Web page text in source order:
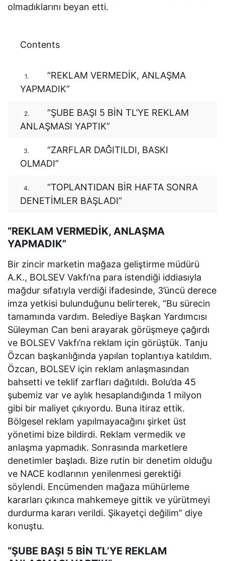
olmadıklarını beyan etti.
Contents
1.
“REKLAM VERMEDİK, ANLAŞMA
YAPMADIK”
2.
“ŞUBE BAŞI 5 BİN TL’YE REKLAM
ANLAŞMASI YAPTIK”
3.
“ZARFLAR DAĞITILDI, BASKI
OLMADI”
4.
“TOPLANTIDAN BİR HAFTA SONRA
DENETİMLER BAŞLADI”
“REKLAM VERMEDİK, ANLAŞMA
YAPMADIK”
Bir zincir marketin mağaza geliştirme müdürü
A.K., BOLSEV Vakfı’na para istendiği iddiasıyla
mağdur sıfatıyla verdiği ifadesinde, 3’üncü derece
imza yetkisi bulunduğunu belirterek, “Bu sürecin
tamamında vardım. Belediye Başkan Yardımcısı
Süleyman Can beni arayarak görüşmeye çağırdı
ve BOLSEV Vakfı’na reklam için görüştük. Tanju
Özcan başkanlığında yapılan toplantıya katıldım.
Özcan, BOLSEV için reklam anlaşmasından
bahsetti ve teklif zarfları dağıtıldı. Bolu’da 45
şubemiz var ve aylık hesaplandığında 1 milyon
gibi bir maliyet çıkıyordu. Buna itiraz ettik.
Bölgesel reklam yapılmayacağını şirket üst
yönetimi bize bildirdi. Reklam vermedik ve
anlaşma yapmadık. Sonrasında marketlere
denetimler başladı. Bize rutin bir denetim olduğu
ve NACE kodlarının yenilenmesi gerektiği
söylendi. Encümenden mağaza mühürleme
kararları çıkınca mahkemeye gittik ve yürütmeyi
durdurma kararı verildi. Şikayetçi değilim” diye
konuştu.
“ŞUBE BAŞI 5 BİN TL’YE REKLAM